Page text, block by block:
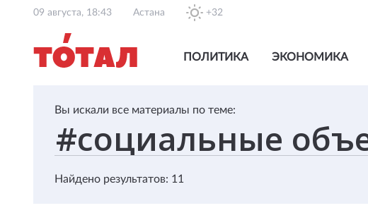
09 августа, 18:43 Астана +32
ПОЛИТИКА ЭКОНОМИКА
Вы искали все материалы по теме:
Найдено результатов: 11